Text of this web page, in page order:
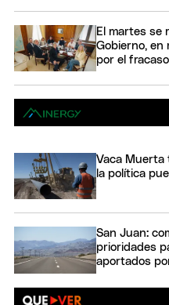
El martes se
Gobierno,
por el
Vaca Muerta
la política
San Juan:
prioridades
aportados